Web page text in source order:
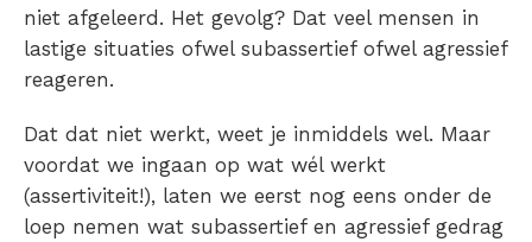
niet afgeleerd. Het gevolg? Dat veel mensen in
lastige situaties ofwel subassertief ofwel agressief
reageren.
Dat dat niet werkt, weet je inmiddels wel. Maar
voordat we ingaan op wat wél werkt
(assertiviteit!), laten we eerst nog eens onder de
loep nemen wat subassertief en agressief gedrag